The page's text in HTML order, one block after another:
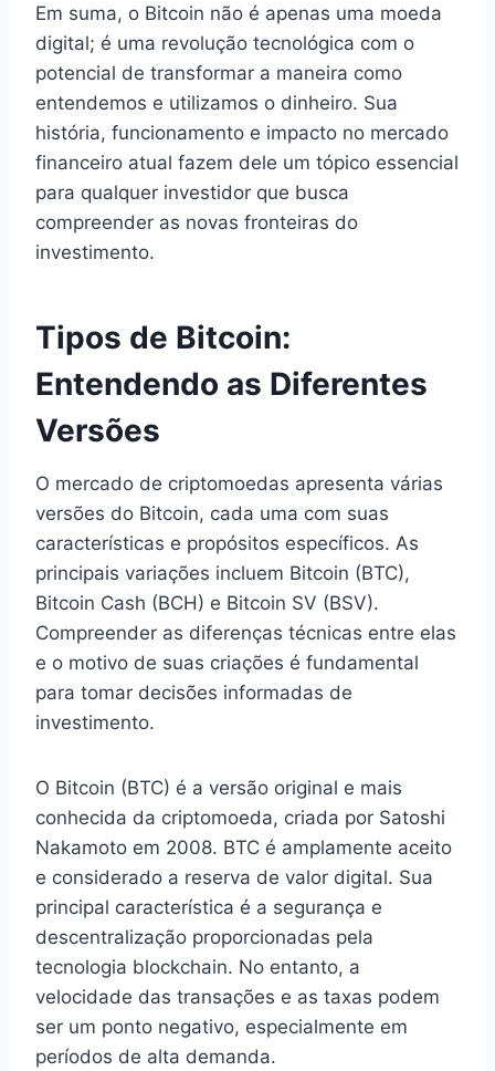
Em suma, o Bitcoin não é apenas uma moeda
digital; é uma revolução tecnológica com o
potencial de transformar a maneira como
entendemos e utilizamos o dinheiro. Sua
história, funcionamento e impacto no mercado
financeiro atual fazem dele um tópico essencial
para qualquer investidor que busca
compreender as novas fronteiras do
investimento.
Tipos de Bitcoin:
Entendendo as Diferentes
Versões
O mercado de criptomoedas apresenta várias
versões do Bitcoin, cada uma com suas
características e propósitos específicos. As
principais variações incluem Bitcoin (BTC),
Bitcoin Cash (BCH) e Bitcoin SV (BSV).
Compreender as diferenças técnicas entre elas
e o motivo de suas criações é fundamental
para tomar decisões informadas de
investimento.
O Bitcoin (BTC) é a versão original e mais
conhecida da criptomoeda, criada por Satoshi
Nakamoto em 2008. BTC é amplamente aceito
e considerado a reserva de valor digital. Sua
principal característica é a segurança e
descentralização proporcionadas pela
tecnologia blockchain. No entanto, a
velocidade das transações e as taxas podem
ser um ponto negativo, especialmente em
períodos de alta demanda.